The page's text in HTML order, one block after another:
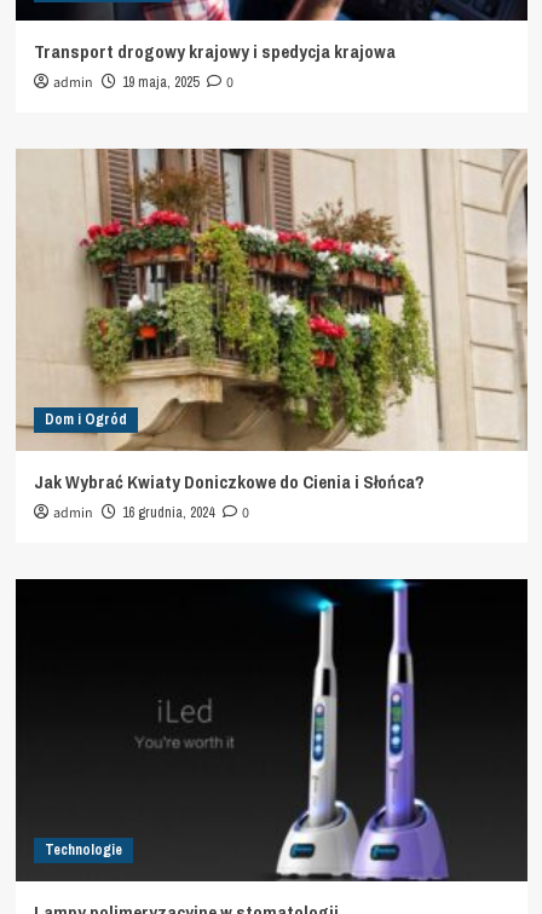
Transport drogowy krajowy i spedycja krajowa
admin 19 maja, 2025 0
Dom i Ogród
Jak Wybrać Kwiaty Doniczkowe do Cienia i Słońca?
admin 16 grudnia, 2024 0
Technologie